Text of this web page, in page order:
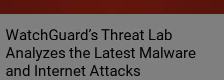
WatchGuard’s Threat Lab
Analyzes the Latest Malware
and Internet Attacks